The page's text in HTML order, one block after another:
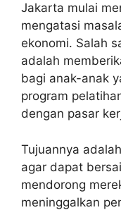
Jakarta mulai
mengatasi
ekonomi. Salah
adalah
bagi anak-anak
program
dengan pasar
Tujuannya
agar dapat
mendorong
meninggalkan